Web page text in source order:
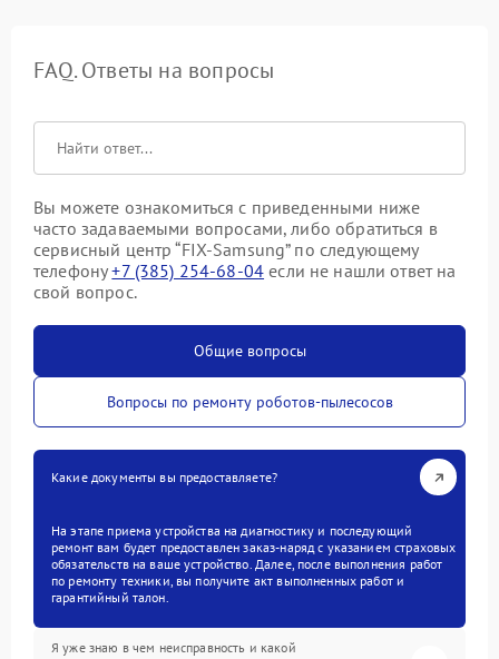
FAQ. Ответы на вопросы
Вы можете ознакомиться с приведенными ниже
часто задаваемыми вопросами, либо обратиться в
сервисный центр “FIX-Samsung” по следующему
телефону+7 (385) 254-68-04 если не нашли ответ на
свой вопрос.
Общие вопросы
Вопросы по ремонту роботов-пылесосов
Какие документы вы предоставляете?
На этапе приема устройства на диагностику и последующий
ремонт вам будет предоставлен заказ-наряд с указанием страховых
обязательств на ваше устройство. Далее, после выполнения работ
по ремонту техники, вы получите акт выполненных работ и
гарантийный талон.
Я уже знаю в чем неисправность и какой